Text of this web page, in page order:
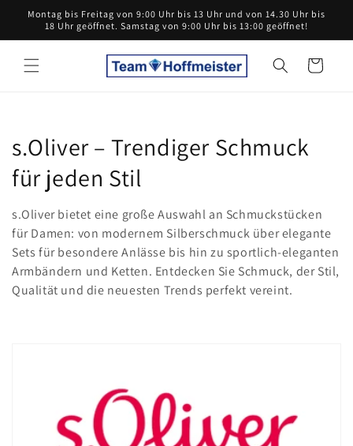
zum
Inhalt
Montag bis Freitag von 9:00 Uhr bis 13 Uhr und von 14.30 Uhr bis
18 Uhr geöffnet. Samstag von 9:00 Uhr bis 13:00 geöffnet!
Warenkorb
K
a
t
e
g
o
s.Oliver – Trendiger Schmuck
für jeden Stil
s.Oliver bietet eine große Auswahl an Schmuckstücken
für Damen: von modernem Silberschmuck über elegante
Sets für besondere Anlässe bis hin zu sportlich-eleganten
Armbändern und Ketten. Entdecken Sie Schmuck, der Stil,
Qualität und die neuesten Trends perfekt vereint.